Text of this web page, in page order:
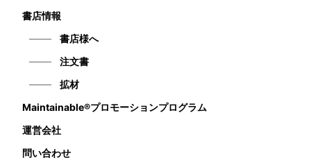
書店情報
書店様へ
注文書
拡材
Maintainable®プロモーションプログラム
運営会社
問い合わせ